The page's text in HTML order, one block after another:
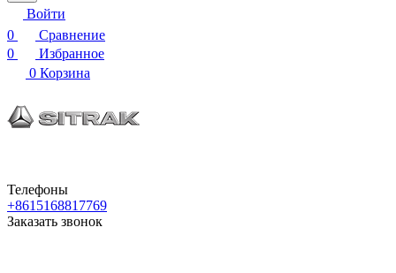
Войти
0
Сравнение
0
Избранное
0 Корзина
Телефоны
+8615168817769
Заказать звонок